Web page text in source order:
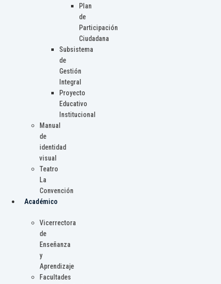
Plan
de
Participación
Ciudadana
Subsistema
de
Gestión
Integral
Proyecto
Educativo
Institucional
Manual
de
identidad
visual
Teatro
La
Convención
Académico
Vicerrectora
de
Enseñanza
y
Aprendizaje
Facultades